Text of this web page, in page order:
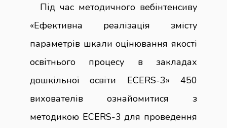
Під час методичного вебінтенсиву
«Ефективна реалізація змісту
параметрів шкали оцінювання якості
освітнього процесу в закладах
дошкільної освіти ECERS-3» 450
вихователів ознайомитися з
методикою ECERS-3 для проведення